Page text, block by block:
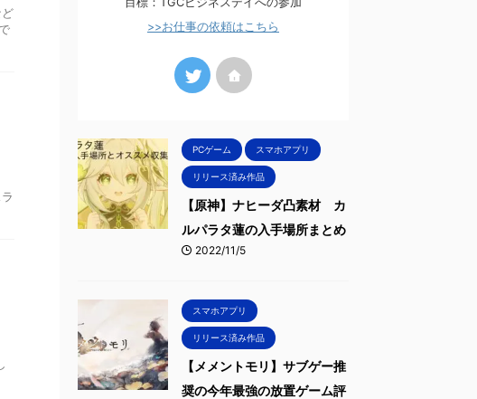
>>お仕事の依頼はこちら
PCゲーム スマホアプリ
リリース済み作品
【原神】ナヒーダ凸素材 カ
ルパラタ蓮の入手場所まとめ
2022/11/5
スマホアプリ
リリース済み作品
【メメントモリ】サブゲー推
奨の今年最強の放置ゲーム評